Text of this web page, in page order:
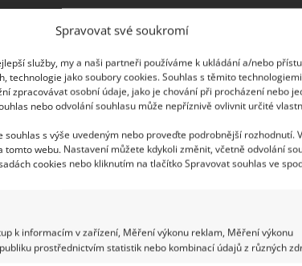
Spravovat své soukromí
služby, my a naši partneři používáme k ukládání a/nebo
technologie jako soubory cookies. Souhlas s těmito
zpracovávat osobní údaje, jako je chování při procházení nebo
nebo odvolání souhlasu může nepříznivě ovlivnit určité
souhlas s výše uvedeným nebo proveďte podrobnější rozhodnutí.
tomto webu. Nastavení můžete kdykoli změnit, včetně odvolání
cookies nebo kliknutím na tlačítko Spravovat souhlas ve
k informacím v zařízení, Měření výkonu reklam, Měření výkonu
prostřednictvím statistik nebo kombinací údajů z různých
ze tří důvodů, jak shrnul portál
domů a zkrátka a dobře vám vyjadřují
svého těla a vrtěním ocasem, ale